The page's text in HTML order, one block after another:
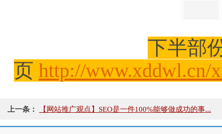
下半部
页 http://www.xddwl.cn/
上一条： 【网站推广观点】SEO是一件100%能够做成功的事...